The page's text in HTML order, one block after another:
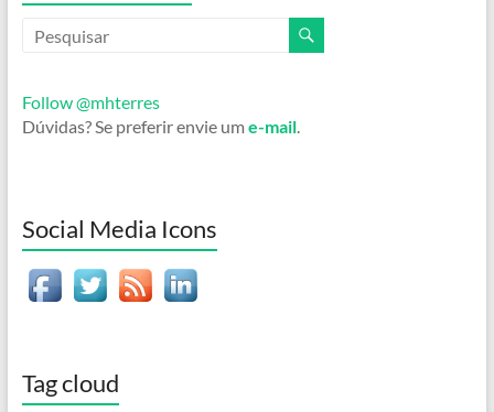
Follow @mhterres
Dúvidas? Se preferir envie ume-mail.
Social Media Icons
Tag cloud